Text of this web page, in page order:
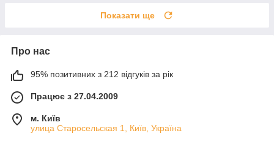
Показати ще
Про нас
95% позитивних з 212 відгуків за рік
Працює з 27.04.2009
м. Київ
улица Старосельская 1, Київ, Україна